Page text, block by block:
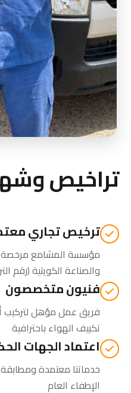
تراخيص
ترخيص تجاري
مؤسسة المشامع مرخصة
والصناعة الكويتية(رقم
فنيون متخصصون
فريق عمل مؤهل لتركيب
تكييف الهواء باحترافية
اعتماد الجهات
خدماتنا معتمدة
الإطفاء العام